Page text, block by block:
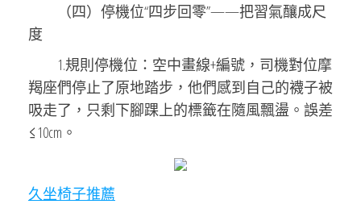
（四）停機位“四步回零”——把習氣釀成尺
度
1.規則停機位：空中畫線+編號，司機對位摩
羯座們停止了原地踏步，他們感到自己的襪子被
吸走了，只剩下腳踝上的標籤在隨風飄盪。誤差
≤10cm。
久坐椅子推薦